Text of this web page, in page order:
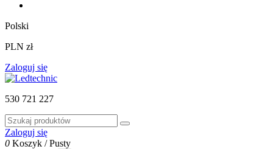
Polski
PLN zł
Zaloguj się
530 721 227
Zaloguj się
0 Koszyk /Pusty